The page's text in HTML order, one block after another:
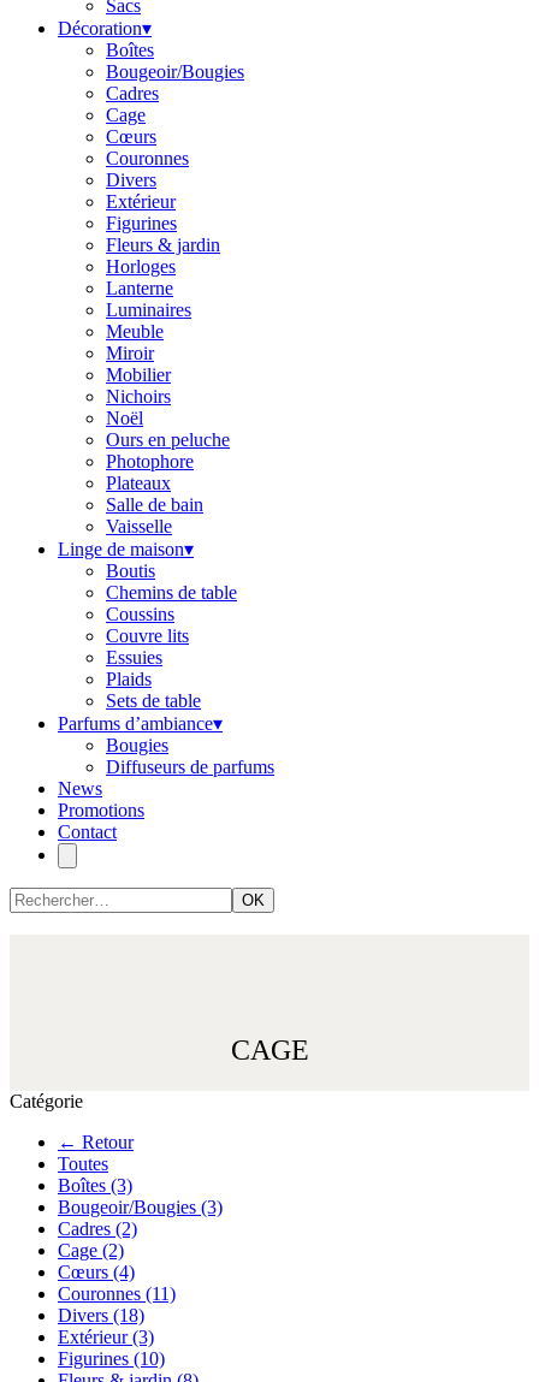
Sacs
Décoration▾
Boîtes
Bougeoir/Bougies
Cadres
Cage
Cœurs
Couronnes
Divers
Extérieur
Figurines
Fleurs & jardin
Horloges
Lanterne
Luminaires
Meuble
Miroir
Mobilier
Nichoirs
Noël
Ours en peluche
Photophore
Plateaux
Salle de bain
Vaisselle
Linge de maison▾
Boutis
Chemins de table
Coussins
Couvre lits
Essuies
Plaids
Sets de table
Parfums d’ambiance▾
Bougies
Diffuseurs de parfums
News
Promotions
Contact
OK
CAGE
Catégorie
← Retour
Toutes
Boîtes (3)
Bougeoir/Bougies (3)
Cadres (2)
Cage (2)
Cœurs (4)
Couronnes (11)
Divers (18)
Extérieur(3)
Figurines (10)